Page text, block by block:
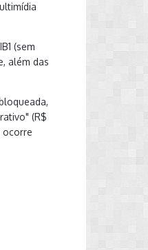
(sem
além das
(R$
ocorre